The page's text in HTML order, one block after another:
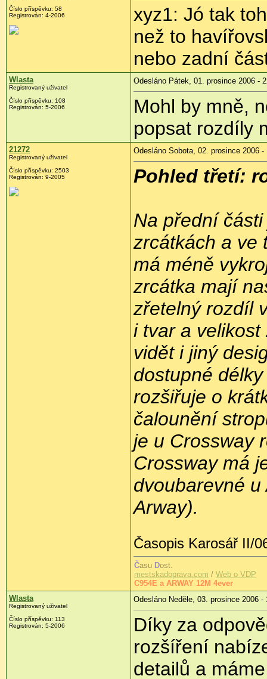
Číslo příspěvku: 58
Registrován: 4-2006
xyz1: Jó tak
než to
nebo zadní
Wlasta
Registrovaný uživatel
Číslo příspěvku: 108
Registrován: 5-2006
Odesláno Pátek, 01. prosince 2006 -
Mohl by mně,
popsat rozdíly
21272
Registrovaný uživatel
Číslo příspěvku: 2503
Registrován: 9-2005
Odesláno Sobota, 02. prosince 2006 -
Pohled třetí:
Na přední
zrcátkách a ve
má méně
zrcátka mají
zřetelný rozdíl
i tvar a
vidět i jiný
dostupné
rozšiřuje o
čalounění
je u Crossway
Crossway má
dvoubarevné
Arway).
Časopis Karosář II/
Času Dost.
mestskadoprava.com / Web o VDP
C954E a ARWAY 12M 4ever
Wlasta
Registrovaný uživatel
Číslo příspěvku: 113
Registrován: 5-2006
Odesláno Neděle, 03. prosince 2006 -
Díky za
rozšíření
detailů a